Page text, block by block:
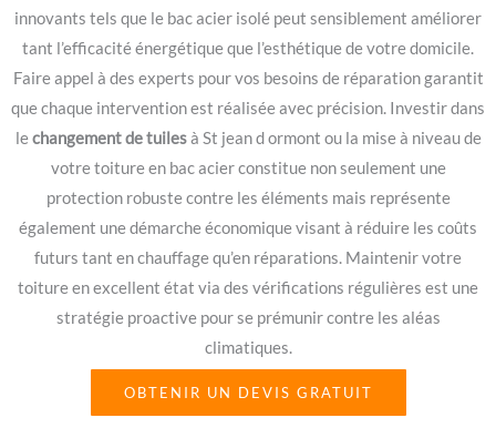
innovants tels que le bac acier isolé peut sensiblement améliorer
tant l’efficacité énergétique que l’esthétique de votre domicile.
Faire appel à des experts pour vos besoins de réparation garantit
que chaque intervention est réalisée avec précision. Investir dans
lechangement de tuilesà St jean d ormont ou la mise à niveau de
votre toiture en bac acier constitue non seulement une
protection robuste contre les éléments mais représente
également une démarche économique visant à réduire les coûts
futurs tant en chauffage qu’en réparations. Maintenir votre
toiture en excellent état via des vérifications régulières est une
stratégie proactive pour se prémunir contre les aléas
climatiques.
OBTENIR UN DEVIS GRATUIT